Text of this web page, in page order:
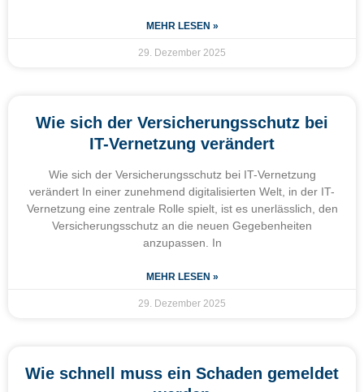
MEHR LESEN »
29. Dezember 2025
Wie sich der Versicherungsschutz bei
IT-Vernetzung verändert
Wie sich der Versicherungsschutz bei IT-Vernetzung
verändert In einer zunehmend digitalisierten Welt, in der IT-
Vernetzung eine zentrale Rolle spielt, ist es unerlässlich, den
Versicherungsschutz an die neuen Gegebenheiten
anzupassen. In
MEHR LESEN »
29. Dezember 2025
Wie schnell muss ein Schaden gemeldet